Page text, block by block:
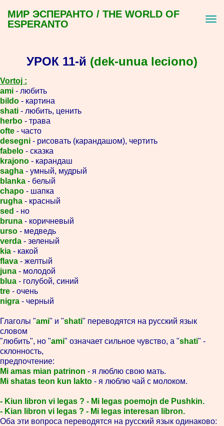
МИР ЭСПЕРАНТО / THE WORLD OF
ESPERANTO
УРОК 11-й (dek-unua leciono)
Vortoj :
ami - любить
bildo - картина
shati - любить, ценить
herbo - трава
ofte - часто
desegni - рисовать (карандашом), чертить
fabelo - сказка
krajono - карандаш
sagha - умный, мудрый
blanka - белый
chapo - шапка
rugha - красный
sed - но
bruna - коричневый
urso - медведь
verda - зеленый
kia - какой
flava - желтый
juna - молодой
blua - голубой, синий
tre - очень
nigra - черный
Глаголы "ami" и "shati" переводятся на русский язык
словом
"любить", но "ami" означает сильное чувство, а "shati" -
склонность,
предпочтение:
Mi amas mian patrinon - я люблю свою мать.
Mi shatas teon kun lakto - я люблю чай с молоком.
- Kiun libron vi legas ? - Mi legas poemojn de Pushkin.
- Kian libron vi legas ? - Mi legas interesan libron.
Оба эти вопроса переводятся на русский язык одинаково: